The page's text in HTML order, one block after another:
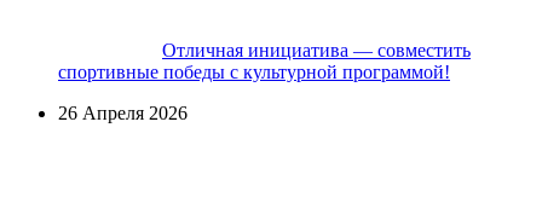
Отличная инициатива — совместить
спортивные победы с культурной программой!
26 Апреля 2026